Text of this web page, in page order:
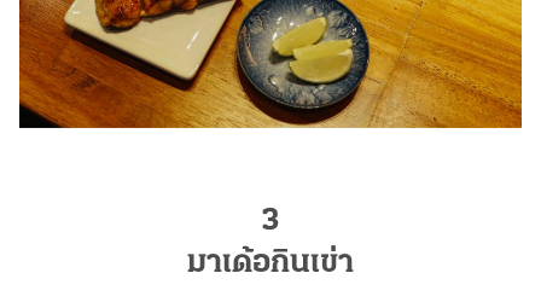
3
มาเด้อกินเข่า